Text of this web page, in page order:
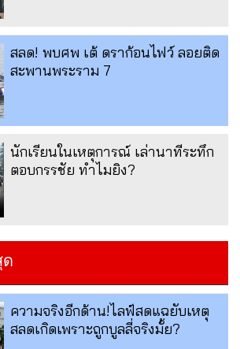
สลด! พบศพ เต้ ดราก้อนไฟว์ ลอยติด
สะพานพระราม 7
นักเรียนในเหตุการณ์ เล่านาทีระทึก
ตอบกรรชัย ทำไมยิง?
ด
ความจริงอีกด้าน!ไลฟ์สดแฉยับเหตุ
สลดเกิดเพราะถูกบูลลี่จริงมั้ย?